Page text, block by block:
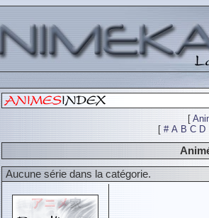
[
[ # A B C D
Aucune série dans la catégorie.